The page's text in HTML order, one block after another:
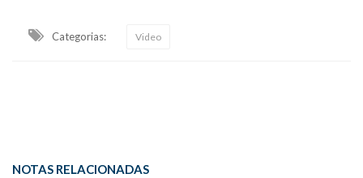
Categorias: Video
NOTAS RELACIONADAS